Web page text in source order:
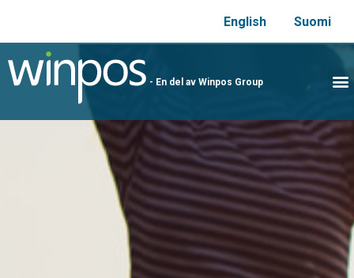
English Suomi
- En del av Winpos Group